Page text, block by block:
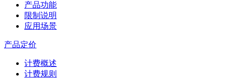
产品功能
限制说明
应用场景
产品定价
计费概述
计费规则